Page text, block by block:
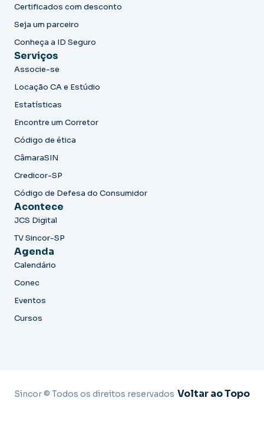
Certificados com desconto
Seja um parceiro
Conheça a ID Seguro
Serviços
Associe-se
Locação CA e Estúdio
Estatísticas
Encontre um Corretor
Código de ética
CâmaraSIN
Credicor-SP
Código de Defesa do Consumidor
Acontece
JCS Digital
TV Sincor-SP
Agenda
Calendário
Conec
Eventos
Cursos
Sincor © Todos os direitos reservados Voltar ao Topo